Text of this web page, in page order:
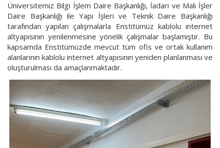
Üniversitemiz Bilgi İşlem Daire Başkanlığı, İadari ve Mali İşler
Daire Başkanlığı ile Yapı İşleri ve Teknik Daire Başkanlığı
tarafından yapılan çalışmalarla Enstitümüz kablolu internet
altyapısının yenilenmesine yönelik çalışmalar başlamıştır. Bu
kapsamda Enstitümüzde mevcut tüm ofis ve ortak kullanım
alanlarının kablolu internet altyapısının yeniden planlanması ve
oluşturulması da amaçlanmaktadır.